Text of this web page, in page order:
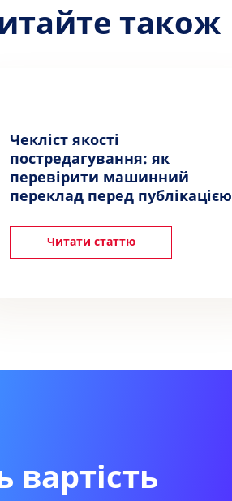
також
Чекліст якості
постредагування: як
перевірити машинний
переклад перед публікацією
Читати статтю
вартість